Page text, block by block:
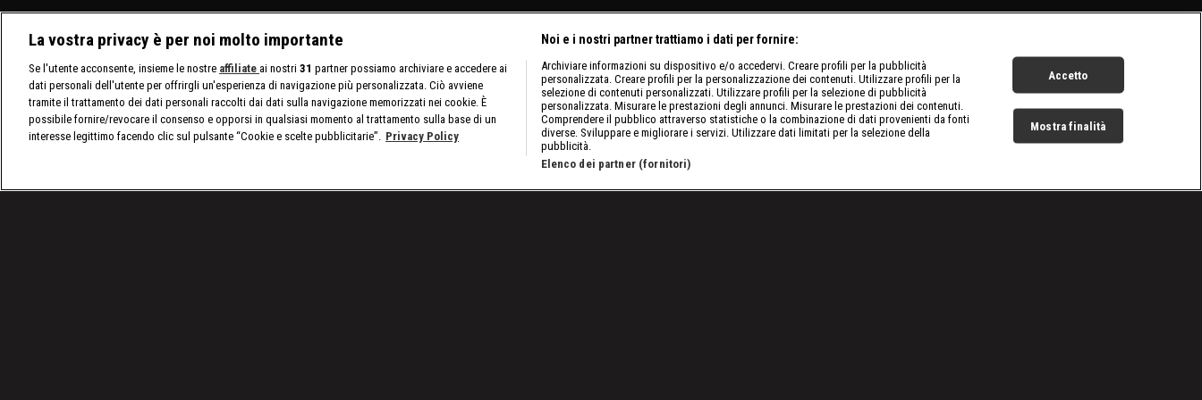
La vostra privacy è per noi molto importante
Se l'utente acconsente, insieme le nostre affiliate ai nostri 31 partner possiamo archiviare e accedere ai
dati personali dell'utente per offrirgli un'esperienza di navigazione più personalizzata. Ciò avviene
tramite il trattamento dei dati personali raccolti dai dati sulla navigazione memorizzati nei cookie. È
possibile fornire/revocare il consenso e opporsi in qualsiasi momento al trattamento sulla base di un
interesse legittimo facendo clic sul pulsante “Cookie e scelte pubblicitarie”. Privacy Policy
Noi e i nostri partner trattiamo i dati per fornire:
Archiviare informazioni su dispositivo e/o accedervi. Creare profili per la pubblicità
personalizzata. Creare profili per la personalizzazione dei contenuti. Utilizzare profili per la
selezione di contenuti personalizzati. Utilizzare profili per la selezione di pubblicità
personalizzata. Misurare le prestazioni degli annunci. Misurare le prestazioni dei contenuti.
Comprendere il pubblico attraverso statistiche o la combinazione di dati provenienti da fonti
diverse. Sviluppare e migliorare i servizi. Utilizzare dati limitati per la selezione della
pubblicità.
Elenco dei partner (fornitori)
Accetto
Mostra finalità